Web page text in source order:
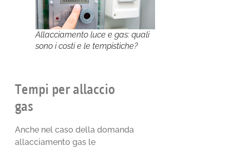
Allacciamento luce e gas: quali
sono i costi e le tempistiche?
Tempi per allaccio
gas
Anche nel caso della domanda
allacciamento gas le